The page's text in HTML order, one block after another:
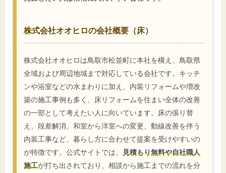
株式会社オオヒロの会社概要（床）
株式会社オオヒロは鳥取市松並町に本社を構え、鳥取県
全域および周辺地域まで対応している会社です。キッチ
ンや浴室などの水まわりに加え、内装リフォームや増改
築の施工事例も多く、床リフォームを住まい全体の改善
の一部として考えたい人に向いています。床の張り替
え、段差解消、和室から洋室への変更、動線改善を伴う
内装工事など、暮らし方に合わせて提案を受けやすいの
が特徴です。公式サイトでは、 見積もり無料や自社職人
施工が打ち出されており、相談から施工までの流れを分